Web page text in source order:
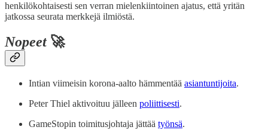
henkilökohtaisesti sen verran mielenkiintoinen ajatus, että yritän
jatkossa seurata merkkejä ilmiöstä.
Nopeet🚀
Intian viimeisin korona-aalto hämmentää asiantuntijoita.
Peter Thiel aktivoituu jälleen poliittisesti.
GameStopin toimitusjohtaja jättää työnsä.